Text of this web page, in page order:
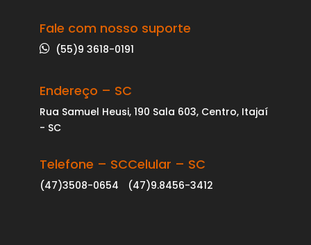
Fale com nosso suporte
(55)9 3618-0191
Endereço – SC
Rua Samuel Heusi, 190 Sala 603, Centro, Itajaí
- SC
Telefone – SC
(47)3508-0654
Celular – SC
(47)9.8456-3412